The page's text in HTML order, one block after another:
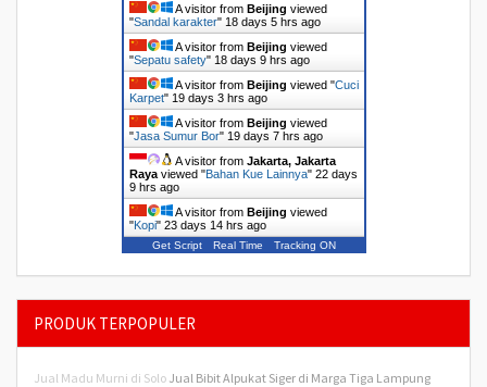
A visitor from Beijing viewed
"Sandal karakter" 18 days 5 hrs ago
A visitor from Beijing viewed
"Sepatu safety" 18 days 9 hrs ago
A visitor from Beijing viewed "Cuci
Karpet" 19 days 3 hrs ago
A visitor from Beijing viewed
"Jasa Sumur Bor" 19 days 7 hrs ago
A visitor from Jakarta, Jakarta
Rayaviewed "Bahan Kue Lainnya" 22 days
9 hrs ago
A visitor from Beijing viewed
"Kopi" 23 days 14 hrs ago
Get Script Real Time Tracking ON
PRODUK TERPOPULER
Jual Madu Murni di Solo Jual Bibit Alpukat Siger di Marga Tiga Lampung